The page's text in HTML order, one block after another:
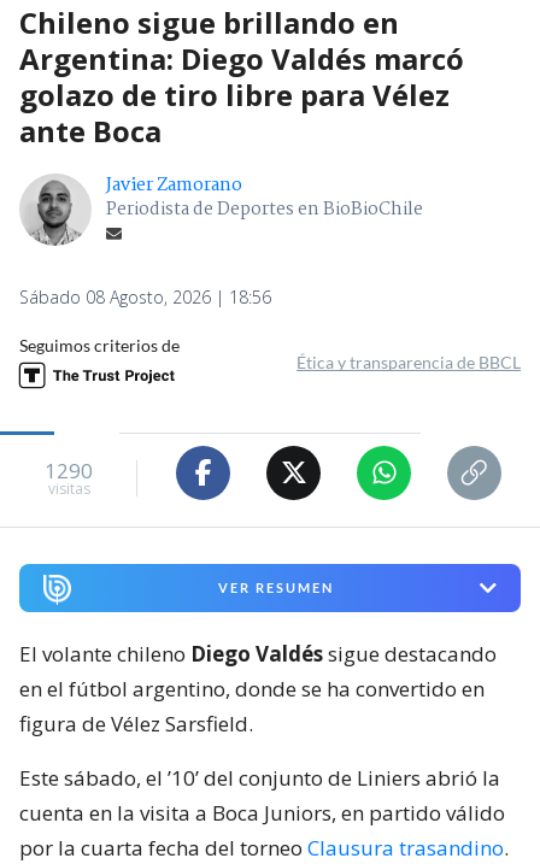
Chileno sigue brillando en
Argentina: Diego Valdés marcó
golazo de tiro libre para Vélez
ante Boca
Javier Zamorano
Periodista de Deportes en BioBioChile
Sábado 08 Agosto, 2026 | 18:56
Seguimos criterios de
Ética y transparencia de BBCL
1290
visitas
VER RESUMEN
El volante chileno Diego Valdéssigue destacando
en el fútbol argentino, donde se ha convertido en
figura de Vélez Sarsfield.
Este sábado, el ’10’ del conjunto de Liniers abrió la
cuenta en la visita a Boca Juniors, en partido válido
por la cuarta fecha del torneo Clausura trasandino.